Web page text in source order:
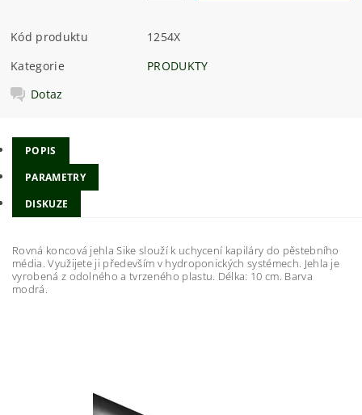
Kód produktu
1254X
Kategorie
PRODUKTY
Dotaz
POPIS
PARAMETRY
DISKUZE
Rovná koncová jehla Sike slouží k uchycení kapiláry do pěstebního
média. Využijete ji především v hydroponických systémech. Jehla je
vyrobená z odolného a tvrzeného plastu. Délka: 10 cm. Barva
modrá.